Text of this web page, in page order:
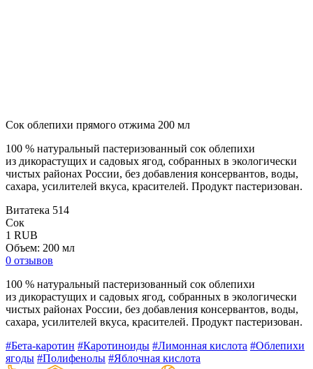
Сок облепихи прямого отжима 200 мл
100 % натуральный пастеризованный сок облепихи
из дикорастущих и садовых ягод, собранных в экологически
чистых районах России, без добавления консервантов, воды,
сахара, усилителей вкуса, красителей. Продукт пастеризован.
Витатека 514
Сок
1 RUB
Объем: 200 мл
0 отзывов
100 % натуральный пастеризованный сок облепихи
из дикорастущих и садовых ягод, собранных в экологически
чистых районах России, без добавления консервантов, воды,
сахара, усилителей вкуса, красителей. Продукт пастеризован.
#Бета-каротин #Каротиноиды #Лимонная кислота #Облепихи
ягоды #Полифенолы #Яблочная кислота